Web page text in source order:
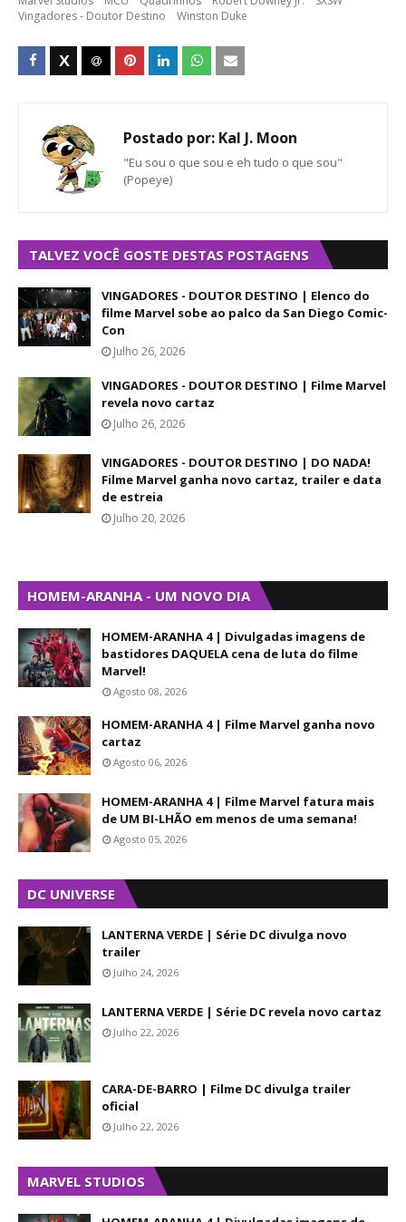
Vingadores - Doutor Destino
Winston Duke
Postado por: Kal J. Moon
"Eu sou o que sou e eh tudo o que sou"
(Popeye)
TALVEZ VOCÊ GOSTE DESTAS POSTAGENS
VINGADORES - DOUTOR DESTINO | Elenco do
filme Marvel sobe ao palco da San Diego Comic-
Con
Julho 26, 2026
VINGADORES - DOUTOR DESTINO | Filme Marvel
revela novo cartaz
Julho 26, 2026
VINGADORES - DOUTOR DESTINO | DO NADA!
Filme Marvel ganha novo cartaz, trailer e data
de estreia
Julho 20, 2026
HOMEM-ARANHA - UM NOVO DIA
HOMEM-ARANHA 4 | Divulgadas imagens de
bastidores DAQUELA cena de luta do filme
Marvel!
Agosto 08, 2026
HOMEM-ARANHA 4 | Filme Marvel ganha novo
cartaz
Agosto 06, 2026
HOMEM-ARANHA 4 | Filme Marvel fatura mais
de UM BI-LHÃO em menos de uma semana!
Agosto 05, 2026
DC UNIVERSE
LANTERNA VERDE | Série DC divulga novo
trailer
Julho 24, 2026
LANTERNA VERDE | Série DC revela novo cartaz
Julho 22, 2026
CARA-DE-BARRO | Filme DC divulga trailer
oficial
Julho 22, 2026
MARVEL STUDIOS